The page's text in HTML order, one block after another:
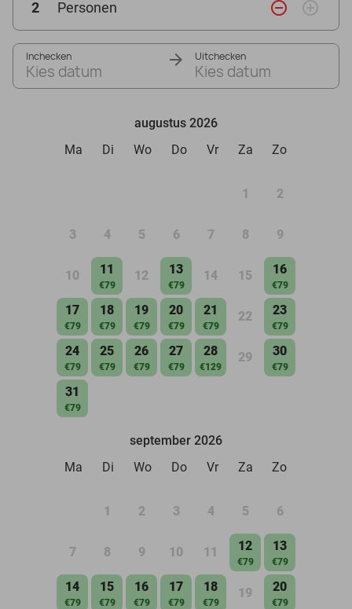
2 Personen remove_circle_outline add_circle_outline
Inchecken
Kies datum
Uitchecken
Kies datum
augustus 2026
Ma
Di Wo Do Vr Za Zo
1 2
3 4 5 6 7 8 9
10 11
€79
12 13
€79
14 15 16
€79
17
€79
18
€79
19
€79
20
€79
21
€79
22 23
€79
24
€79
25
€79
26
€79
27
€79
28
€129
29 30
€79
31
€79
september 2026
Ma
Di Wo Do Vr Za Zo
1 2 3 4 5 6
7 8 9 10 11 12
€79
13
€79
14
€79
15
€79
16
€79
17
€79
18
€79
19 20
€79